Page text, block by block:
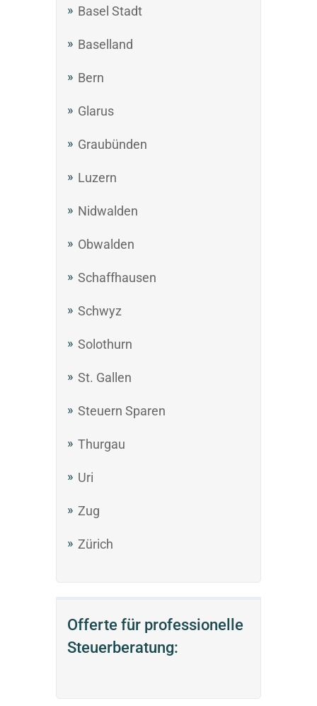
Basel Stadt
Baselland
Bern
Glarus
Graubünden
Luzern
Nidwalden
Obwalden
Schaffhausen
Schwyz
Solothurn
St. Gallen
Steuern Sparen
Thurgau
Uri
Zug
Zürich
Offerte für professionelle
Steuerberatung: